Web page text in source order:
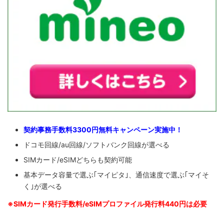
契約事務手数料3300円無料キャンペーン実施中！
ドコモ回線/au回線/ソフトバンク回線が選べる
SIMカード/eSIMどちらも契約可能
基本データ容量で選ぶ｢マイピタ｣、通信速度で選ぶ｢マイそ
く｣が選べる
※SIMカード発行手数料/eSIMプロファイル発行料440円は必要